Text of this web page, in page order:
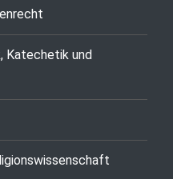
Katechetik und